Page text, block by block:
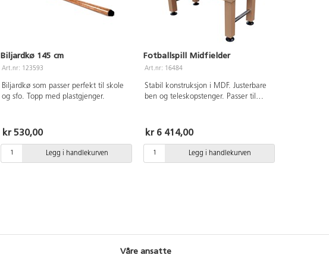
Biljardkø 145 cm
Art.nr: 123593
Biljardkø som passer perfekt til skole
og sfo. Topp med plastgjenger.
kr 530,00
Legg i handlekurven
Fotballspill Midfielder
Art.nr: 16484
Stabil konstruksjon i MDF. Justerbare
ben og teleskopstenger. Passer til
kg. Fra 7 år. Leveres umontert.
kr 6 414,00
Legg i handlekurven
Våre ansatte